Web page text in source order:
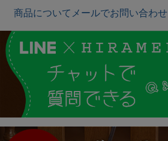
商品についてメールでお問い合わせ